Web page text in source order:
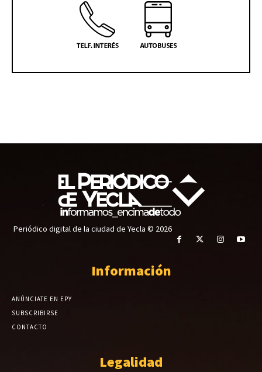
Periódico digital de la ciudad de Yecla © 2026
Información
ANÚNCIATE EN EPY
SUBSCRIBIRSE
CONTACTO
Legalidad